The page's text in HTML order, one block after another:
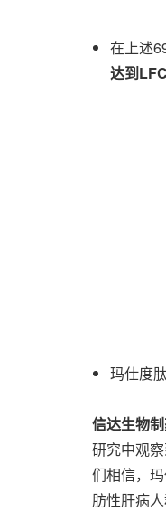
在上述
达到
玛仕度
信达生物
研究中观
们相信，
肪性肝病